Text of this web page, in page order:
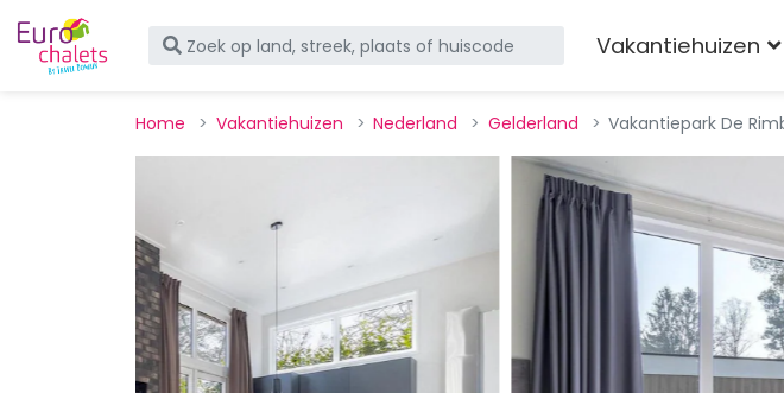
Vakantiehuizen
Home Vakantiehuizen Nederland Gelderland Vakantiepark De